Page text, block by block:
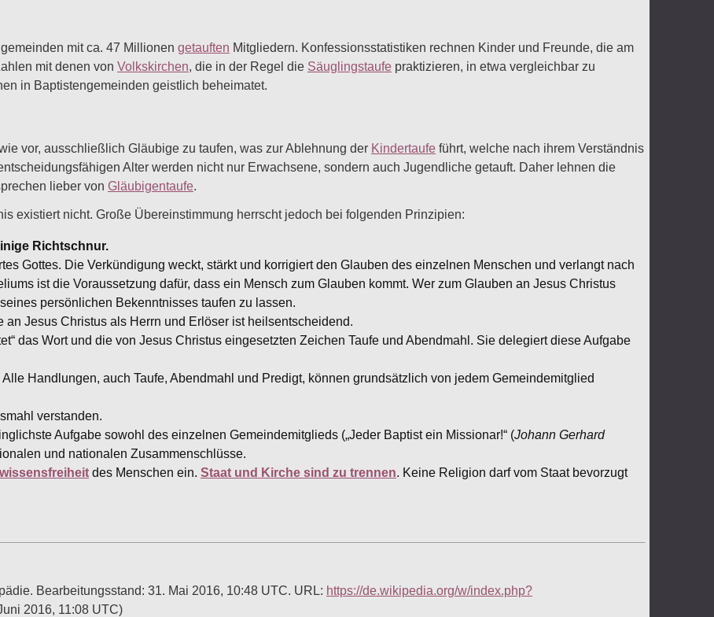
mit ca. 47 Millionen getauften Mitgliedern. Konfessionsstatistiken rechnen Kinder und Freunde, die am
mit denen von Volkskirchen, die in der Regel die Säuglingstaufe praktizieren, in etwa vergleichbar zu
in Baptistengemeinden geistlich beheimatet.
vor, ausschließlich Gläubige zu taufen, was zur Ablehnung der Kindertaufe führt, welche nach ihrem Verständnis
Alter werden nicht nur Erwachsene, sondern auch Jugendliche getauft. Daher lehnen die
lieber von Gläubigentaufe.
existiert nicht. Große Übereinstimmung herrscht jedoch bei folgenden Prinzipien:
Richtschnur.
Gottes. Die Verkündigung weckt, stärkt und korrigiert den Glauben des einzelnen Menschen und verlangt nach
ist die Voraussetzung dafür, dass ein Mensch zum Glauben kommt. Wer zum Glauben an Jesus Christus
persönlichen Bekenntnisses taufen zu lassen.
an Jesus Christus als Herrn und Erlöser ist heilsentscheidend.
das Wort und die von Jesus Christus eingesetzten Zeichen Taufe und Abendmahl. Sie delegiert diese Aufgabe
Alle Handlungen, auch Taufe, Abendmahl und Predigt, können grundsätzlich von jedem Gemeindemitglied
verstanden.
Aufgabe sowohl des einzelnen Gemeindemitglieds („Jeder Baptist ein Missionar!“ (Johann Gerhard
und nationalen Zusammenschlüsse.
des Menschen ein. Staat und Kirche sind zu trennen. Keine Religion darf vom Staat bevorzugt
Bearbeitungsstand: 31. Mai 2016, 10:48 UTC. URL: https://de.wikipedia.org/w/index.php?
2016, 11:08 UTC)